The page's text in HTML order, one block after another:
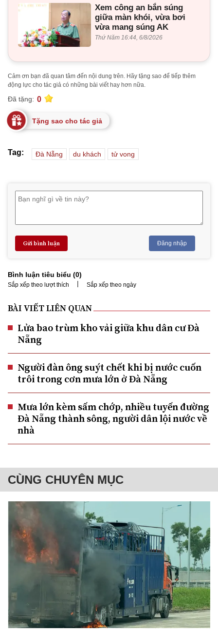
Xem công an bắn súng
giữa màn khói, vừa bơi
vừa mang súng AK
Thứ Năm 16:44, 6/8/2026
Cảm ơn bạn đã quan tâm đến nội dung trên. Hãy tặng sao để tiếp thêm
động lực cho tác giả có những bài viết hay hơn nữa.
Đã tặng: 0
Tặng sao cho tác giả
Tag: Đà Nẵng du khách tử vong
Gửi bình luận Đăng nhập
Bình luận tiêu biểu (0)
Sắp xếp theo lượt thích | Sắp xếp theo ngày
BÀI VIẾT LIÊN QUAN
Lửa bao trùm kho vải giữa khu dân cư Đà
Nẵng
Người đàn ông suýt chết khi bị nước cuốn
trôi trong cơn mưa lớn ở Đà Nẵng
Mưa lớn kèm sấm chớp, nhiều tuyến đường
Đà Nẵng thành sông, người dân lội nước về
nhà
CÙNG CHUYÊN MỤC